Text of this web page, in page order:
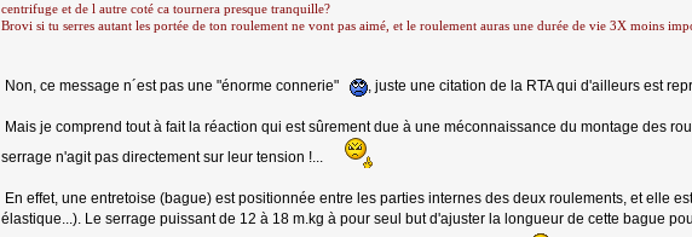
centrifuge et de l autre coté ca tournera presque tranquille?
Brovi si tu serres autant les portée de ton roulement ne vont pas aimé, et le roulement auras une durée de vie 3X moins
Non, ce message n´est pas une "énorme connerie" , juste une citation de la RTA qui d'ailleurs est
Mais je comprend tout à fait la réaction qui est sûrement due à une méconnaissance du montage des
serrage n'agit pas directement sur leur tension !...
En effet, une entretoise (bague) est positionnée entre les parties internes des deux roulements, et elle
élastique...). Le serrage puissant de 12 à 18 m.kg à pour seul but d'ajuster la longueur de cette bague